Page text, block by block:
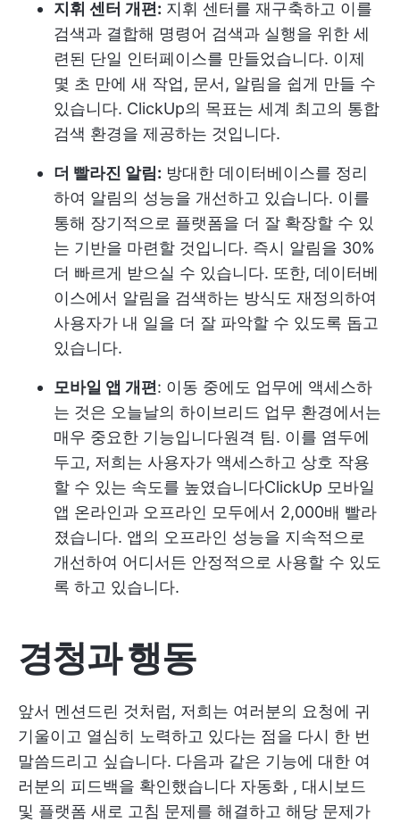
지휘 센터 개편: 지휘 센터를 재구축하고 이를
검색과 결합해 명령어 검색과 실행을 위한 세
련된 단일 인터페이스를 만들었습니다. 이제
몇 초 만에 새 작업, 문서, 알림을 쉽게 만들 수
있습니다. ClickUp의 목표는 세계 최고의 통합
검색 환경을 제공하는 것입니다.
더 빨라진 알림: 방대한 데이터베이스를 정리
하여 알림의 성능을 개선하고 있습니다. 이를
통해 장기적으로 플랫폼을 더 잘 확장할 수 있
는 기반을 마련할 것입니다. 즉시 알림을 30%
더 빠르게 받으실 수 있습니다. 또한, 데이터베
이스에서 알림을 검색하는 방식도 재정의하여
사용자가 내 일을 더 잘 파악할 수 있도록 돕고
있습니다.
모바일 앱 개편 : 이동 중에도 업무에 액세스하
는 것은 오늘날의 하이브리드 업무 환경에서는
매우 중요한 기능입니다원격 팀. 이를 염두에
두고, 저희는 사용자가 액세스하고 상호 작용
할 수 있는 속도를 높였습니다ClickUp 모바일
앱 온라인과 오프라인 모두에서 2,000배 빨라
졌습니다. 앱의 오프라인 성능을 지속적으로
개선하여 어디서든 안정적으로 사용할 수 있도
록 하고 있습니다.
경청과 행동
앞서 멘션드린 것처럼, 저희는 여러분의 요청에 귀
기울이고 열심히 노력하고 있다는 점을 다시 한 번
말씀드리고 싶습니다. 다음과 같은 기능에 대한 여
러분의 피드백을 확인했습니다 자동화 , 대시보드
및 플랫폼 새로 고침 문제를 해결하고 해당 문제가